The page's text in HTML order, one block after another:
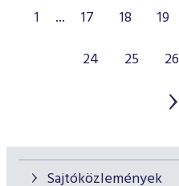
Sajtóközlemények
1 ... 17 18 19
24
25 26